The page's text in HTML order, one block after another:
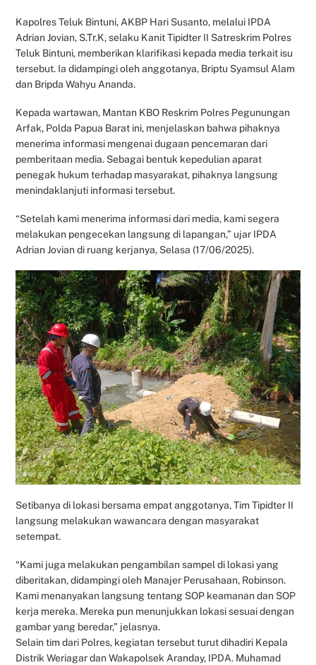
Kapolres Teluk Bintuni, AKBP Hari Susanto, melalui IPDA
Adrian Jovian, S.Tr.K, selaku Kanit Tipidter II Satreskrim Polres
Teluk Bintuni, memberikan klarifikasi kepada media terkait isu
tersebut. Ia didampingi oleh anggotanya, Briptu Syamsul Alam
dan Bripda Wahyu Ananda.
Kepada wartawan, Mantan KBO Reskrim Polres Pegunungan
Arfak, Polda Papua Barat ini, menjelaskan bahwa pihaknya
menerima informasi mengenai dugaan pencemaran dari
pemberitaan media. Sebagai bentuk kepedulian aparat
penegak hukum terhadap masyarakat, pihaknya langsung
menindaklanjuti informasi tersebut.
“Setelah kami menerima informasi dari media, kami segera
melakukan pengecekan langsung di lapangan,” ujar IPDA
Adrian Jovian di ruang kerjanya, Selasa (17/06/2025).
Setibanya di lokasi bersama empat anggotanya, Tim Tipidter II
langsung melakukan wawancara dengan masyarakat
setempat.
“Kami juga melakukan pengambilan sampel di lokasi yang
diberitakan, didampingi oleh Manajer Perusahaan, Robinson.
Kami menanyakan langsung tentang SOP keamanan dan SOP
kerja mereka. Mereka pun menunjukkan lokasi sesuai dengan
gambar yang beredar,” jelasnya.
Selain tim dari Polres, kegiatan tersebut turut dihadiri Kepala
Distrik Weriagar dan Wakapolsek Aranday, IPDA. Muhamad